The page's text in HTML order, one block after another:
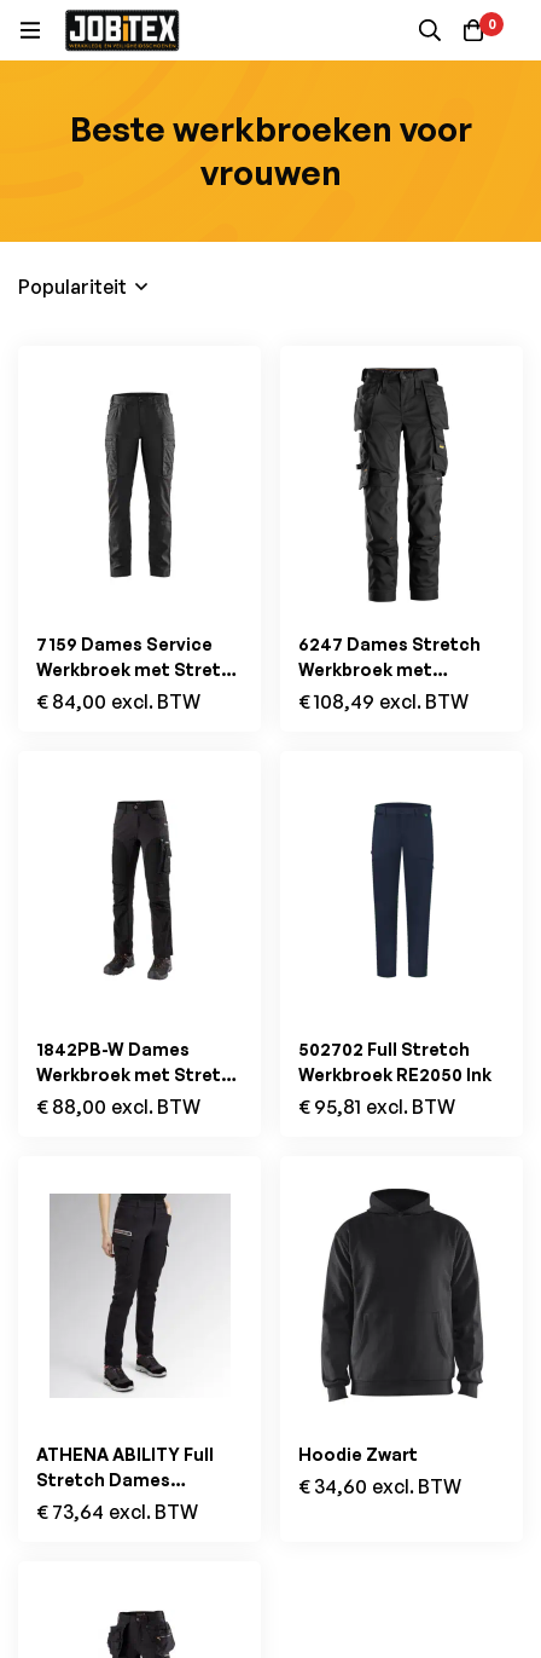
0
Beste werkbroeken voor
vrouwen
Populariteit
7159 Dames Service
Werkbroek met Stretch
Zwart
€ 84,00 excl. BTW
6247 Dames Stretch
Werkbroek met
Holsterzakken Zwart
€108,49 excl. BTW
1842PB-W Dames
Werkbroek met Stretch
Zwart
€ 88,00 excl. BTW
502702 Full Stretch
Werkbroek RE2050 Ink
€ 95,81 excl. BTW
ATHENA ABILITY Full
Stretch Dames
Werkbroek Zwart/Roze
€ 73,64 excl. BTW
Hoodie Zwart
€ 34,60 excl. BTW